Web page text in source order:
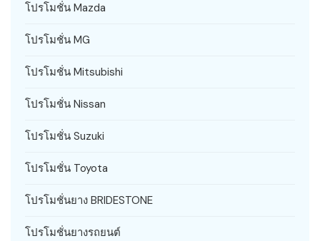
โปรโมชั่น Mazda
โปรโมชั่น MG
โปรโมชั่น Mitsubishi
โปรโมชั่น Nissan
โปรโมชั่น Suzuki
โปรโมชั่น Toyota
โปรโมชั่นยาง BRIDESTONE
โปรโมชั่นยางรถยนต์